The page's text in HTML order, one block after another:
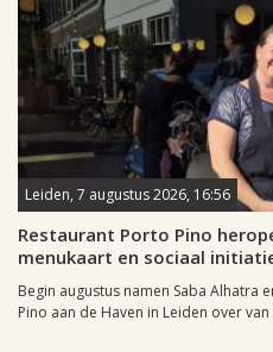
Leiden, 7 augustus 2026, 16:56
Restaurant Porto Pino
menukaart en sociaal
Begin augustus namen Saba Alhatra
Pino aan de Haven in Leiden over van